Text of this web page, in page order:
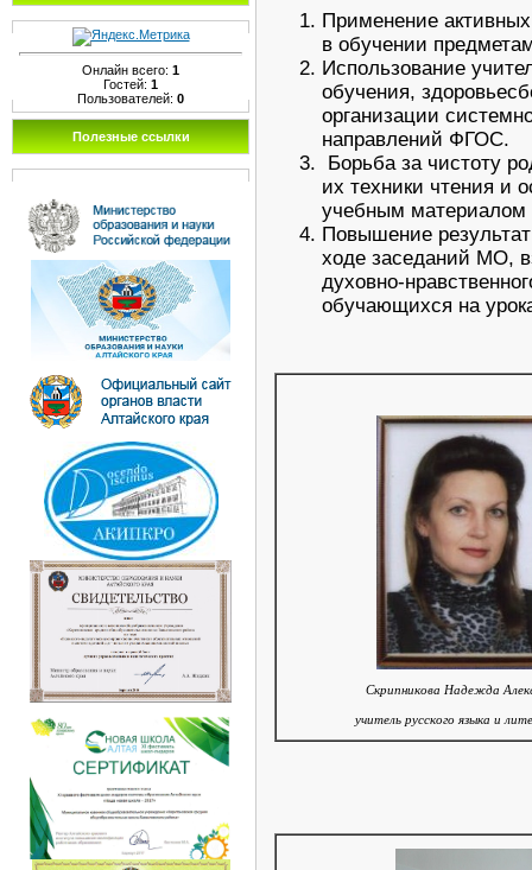
Онлайн всего: 1
Гостей: 1
Пользователей: 0
Полезные ссылки
Применение
в обучении
Использование
обучения,
организации
направлений ФГОС.
Борьба за чистоту
их техники чтения и
учебным материалом
Повышение
ходе заседаний МО,
духовно-
обучающихся на
Скрипникова Надежда
учитель русского языка и